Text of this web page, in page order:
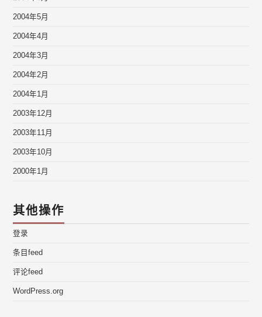
2004年5月
2004年4月
2004年3月
2004年2月
2004年1月
2003年12月
2003年11月
2003年10月
2000年1月
其他操作
登录
条目feed
评论feed
WordPress.org